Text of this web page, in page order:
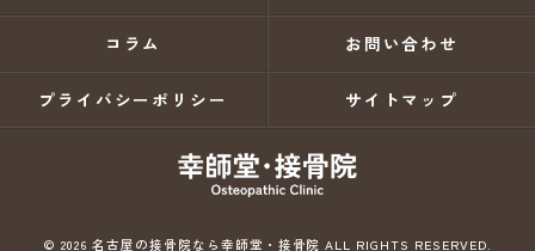
コラム お問い合わせ
プライバシーポリシー サイトマップ
© 2026 名古屋の接骨院なら幸師堂・接骨院 ALL RIGHTS RESERVED.